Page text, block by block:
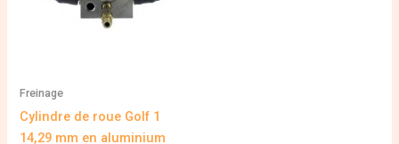
Freinage
Cylindre de roue Golf 1
14,29 mm en aluminium